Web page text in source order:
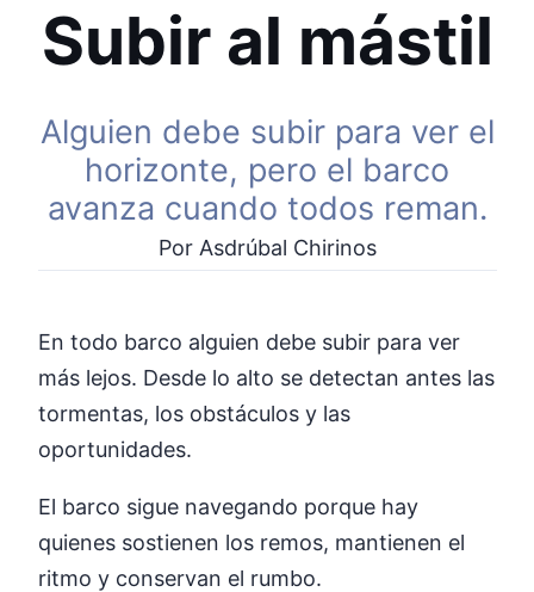
Subir al mástil
Alguien debe subir para ver el
horizonte, pero el barco
avanza cuando todos reman.
Por Asdrúbal Chirinos
En todo barco alguien debe subir para ver
más lejos. Desde lo alto se detectan antes las
tormentas, los obstáculos y las
oportunidades.
El barco sigue navegando porque hay
quienes sostienen los remos, mantienen el
ritmo y conservan el rumbo.